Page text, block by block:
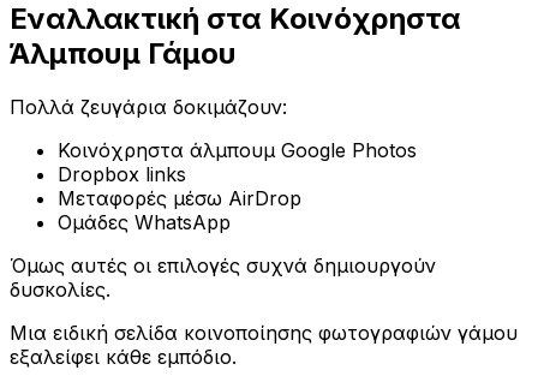
Εναλλακτική στα Κοινόχρηστα
Άλμπουμ Γάμου
Πολλά ζευγάρια δοκιμάζουν:
Κοινόχρηστα άλμπουμ Google Photos
Dropbox links
Μεταφορές μέσω AirDrop
Ομάδες WhatsApp
Όμως αυτές οι επιλογές συχνά δημιουργούν
δυσκολίες.
Μια ειδική σελίδα κοινοποίησης φωτογραφιών γάμου
εξαλείφει κάθε εμπόδιο.